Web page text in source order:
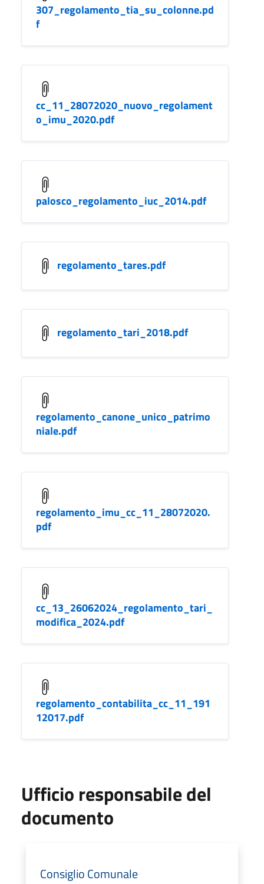
307_regolamento_tia_su_colonne.pd
f
cc_11_28072020_nuovo_regolament
o_imu_2020.pdf
palosco_regolamento_iuc_2014.pdf
regolamento_tares.pdf
regolamento_tari_2018.pdf
regolamento_canone_unico_patrimo
niale.pdf
regolamento_imu_cc_11_28072020.
pdf
cc_13_26062024_regolamento_tari_
modifica_2024.pdf
regolamento_contabilita_cc_11_191
12017.pdf
Ufficio responsabile del
documento
Consiglio Comunale